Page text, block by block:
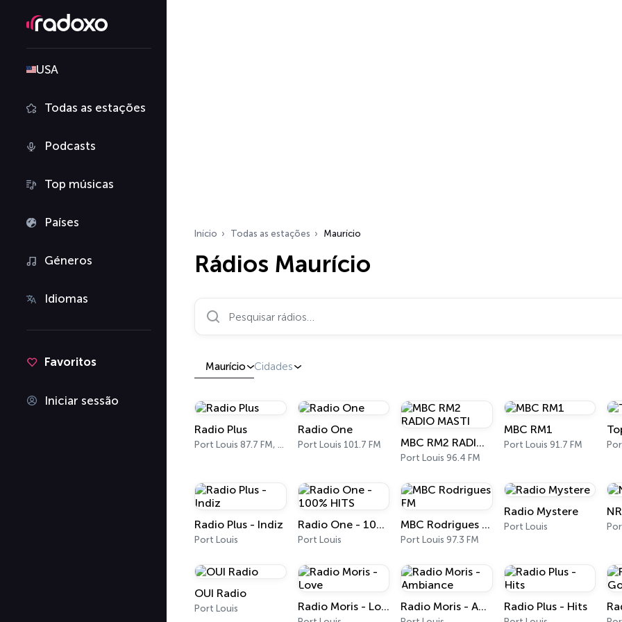
USA
Todas as estações
Podcasts
Top músicas
Países
Géneros
Idiomas
Favoritos
Iniciar sessão
Início Todas as estações Maurício
Rádios Maurício
Pesquisar rádios…
Maurício Cidades
Radio Plus
Port Louis 87.7 FM, 88.6 FM, 89.3 FM
Radio One
Port Louis 101.7 FM MBC RM2 RADIO MASTI
Port Louis 96.4 FM
MBC RM1
Port Louis 91.7 FM
Radio Plus - Indiz
Port Louis
Radio One - 100% HITS
Port Louis
MBC Rodrigues FM
Port Louis 97.3 FM
Radio Mystere
Port Louis
OUI Radio
Port Louis Radio Moris - Love Radio Moris - Ambiance Radio Plus - Hits